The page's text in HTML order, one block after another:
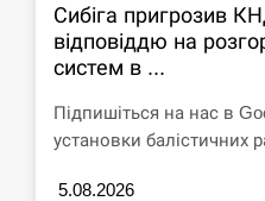
Сибіга пригрозив
відповіддю на
систем в ...
Підпишіться на нас в
установки балістичних
5.08.2026